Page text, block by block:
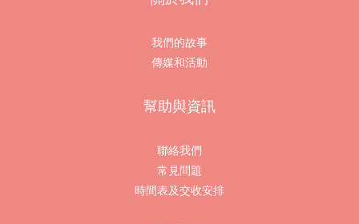
我們的故事
傳媒和活動
幫助與資訊
聯絡我們
常見問題
時間表及交收安排